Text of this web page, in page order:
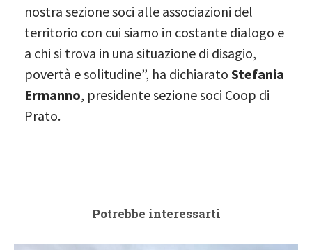
nostra sezione soci alle associazioni del
territorio con cui siamo in costante dialogo e
a chi si trova in una situazione di disagio,
povertà e solitudine”, ha dichiarato Stefania
Ermanno, presidente sezione soci Coop di
Prato.
Potrebbe interessarti